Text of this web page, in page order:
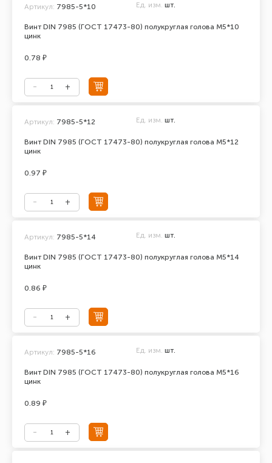
Винт DIN 7985 (ГОСТ 17473-80) полукруглая голова М5*10
цинк
Артикул: 7985-5*10 Ед. изм. шт.
0.78 ₽
Винт DIN 7985 (ГОСТ 17473-80) полукруглая голова М5*12
цинк
Артикул: 7985-5*12 Ед. изм. шт.
0.97 ₽
Винт DIN 7985 (ГОСТ 17473-80) полукруглая голова М5*14
цинк
Артикул: 7985-5*14 Ед. изм. шт.
0.86 ₽
Винт DIN 7985 (ГОСТ 17473-80) полукруглая голова М5*16
цинк
Артикул: 7985-5*16 Ед. изм. шт.
0.89 ₽